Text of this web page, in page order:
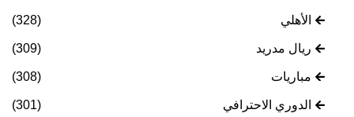
الأهلي (328)
ريال مدريد (309)
مباريات (308)
الدوري الاحترافي (301)